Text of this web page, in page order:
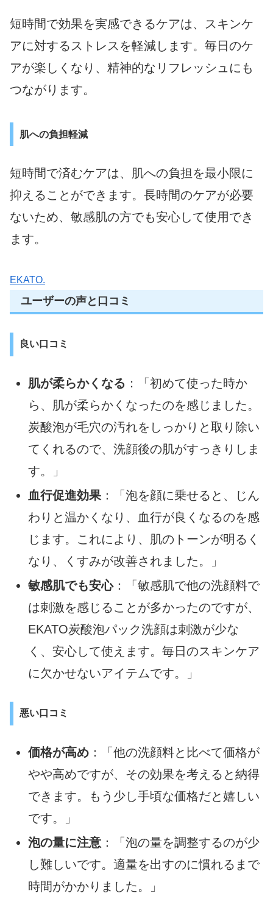
短時間で効果を実感できるケアは、スキンケ
アに対するストレスを軽減します。毎日のケ
アが楽しくなり、精神的なリフレッシュにも
つながります。
肌への負担軽減
短時間で済むケアは、肌への負担を最小限に
抑えることができます。長時間のケアが必要
ないため、敏感肌の方でも安心して使用でき
ます。
EKATO.
ユーザーの声と口コミ
良い口コミ
肌が柔らかくなる ：「初めて使った時か
ら、肌が柔らかくなったのを感じました。
炭酸泡が毛穴の汚れをしっかりと取り除い
てくれるので、洗顔後の肌がすっきりしま
す。」
血行促進効果 ：「泡を顔に乗せると、じん
わりと温かくなり、血行が良くなるのを感
じます。これにより、肌のトーンが明るく
なり、くすみが改善されました。」
敏感肌でも安心：「敏感肌で他の洗顔料で
は刺激を感じることが多かったのですが、
EKATO炭酸泡パック洗顔は刺激が少な
く、安心して使えます。毎日のスキンケア
に欠かせないアイテムです。」
悪い口コミ
価格が高め ：「他の洗顔料と比べて価格が
やや高めですが、その効果を考えると納得
できます。もう少し手頃な価格だと嬉しい
です。」
泡の量に注意 ：「泡の量を調整するのが少
し難しいです。適量を出すのに慣れるまで
時間がかかりました。」